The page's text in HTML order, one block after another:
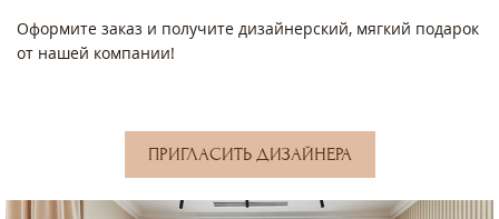
Оформите заказ и получите дизайнерский, мягкий подарок
от нашей компании!
ПРИГЛАСИТЬ ДИЗАЙНЕРА